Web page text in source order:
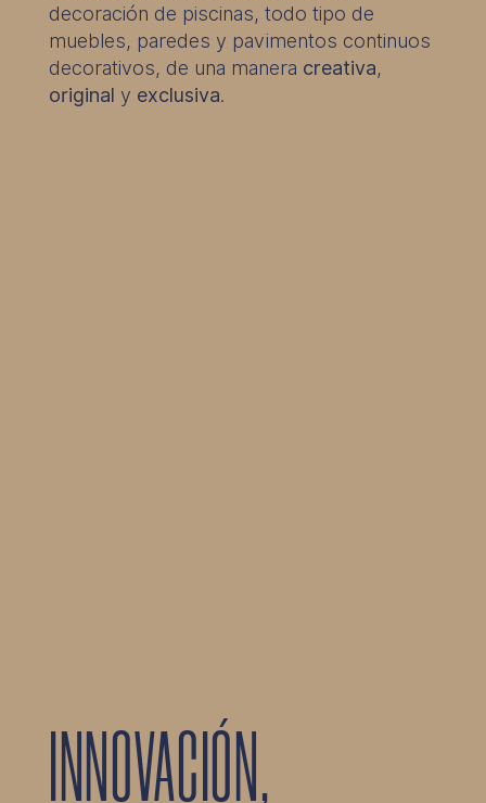
decoración de piscinas, todo tipo de
muebles, paredes y pavimentos continuos
decorativos, de una manera creativa,
original y exclusiva.
INNOVACIÓN,